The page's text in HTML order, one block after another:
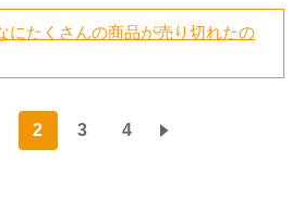
にたくさんの商品が売り切れたの
2 3 4